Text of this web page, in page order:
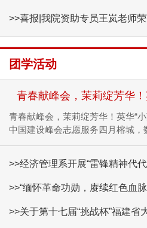
>>喜报|我院资助专员王岚老师荣
团学活动
青春献峰会，茉莉绽芳华
青春献峰会，茉莉绽芳华！英华“
中国建设峰会志愿服务四月榕城，
>>经济管理系开展“雷锋精神代
>>“缅怀革命功勋，赓续红色血
>>关于第十七届“挑战杯”福建省